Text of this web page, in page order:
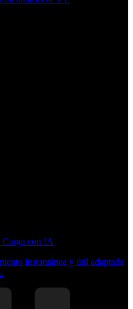
Carga con IA
instantánea y útil adaptada